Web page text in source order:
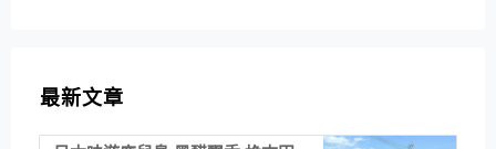
最新文章